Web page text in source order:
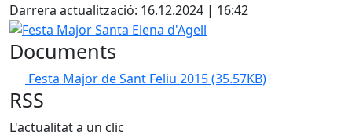
Darrera actualització: 16.12.2024 | 16:42
Festa Major Santa Elena d'Agell
Documents
Festa Major de Sant Feliu 2015(35.57KB)
RSS
L'actualitat a un clic